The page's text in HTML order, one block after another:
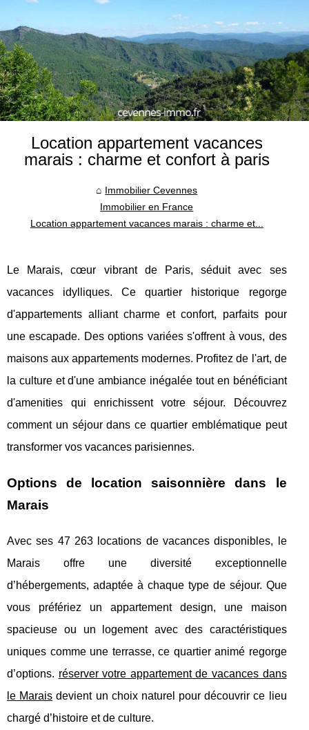
Location appartement vacances
marais : charme et confort à paris
Immobilier Cevennes
Immobilier en France
Location appartement vacances marais : charme et...
Le Marais, cœur vibrant de Paris, séduit avec ses
vacances idylliques. Ce quartier historique regorge
d'appartements alliant charme et confort, parfaits pour
une escapade. Des options variées s'offrent à vous, des
maisons aux appartements modernes. Profitez de l'art, de
la culture et d'une ambiance inégalée tout en bénéficiant
d'amenities qui enrichissent votre séjour. Découvrez
comment un séjour dans ce quartier emblématique peut
transformer vos vacances parisiennes.
Options de location saisonnière dans le
Marais
Avec ses 47 263 locations de vacances disponibles, le
Marais offre une diversité exceptionnelle
d’hébergements, adaptée à chaque type de séjour. Que
vous préfériez un appartement design, une maison
spacieuse ou un logement avec des caractéristiques
uniques comme une terrasse, ce quartier animé regorge
d’options. réserver votre appartement de vacances dans
le Marais devient un choix naturel pour découvrir ce lieu
chargé d’histoire et de culture.